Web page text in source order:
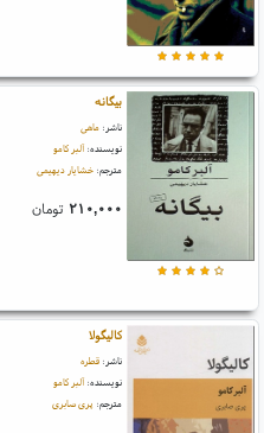
بیگانه
ناشر: ماهی
نویسنده: آلبر کامو
مترجم: خشایار دیهیمی
۲۱۰,۰۰۰ تومان
کالیگولا
ناشر: قطره
نویسنده: آلبر کامو
مترجم: پری صابری